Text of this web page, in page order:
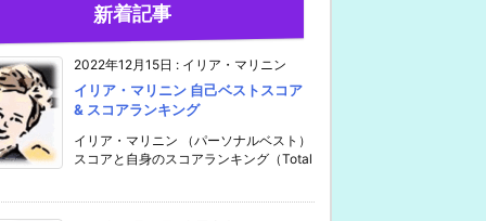
新着記事
2022年12月15日 : イリア・マリニン
イリア・マリニン 自己ベストスコア
& スコアランキング
イリア・マリニン （パーソナルベスト）
スコアと自身のスコアランキング（Total